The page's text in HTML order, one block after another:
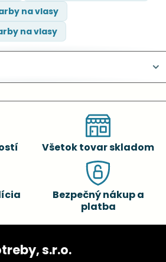
na vlasy
na vlasy
Všetok tovar skladom
Bezpečný nákup a
platba
s.r.o.